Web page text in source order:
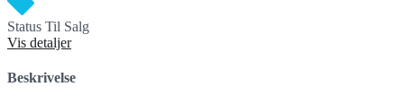
Status Til Salg
Vis detaljer
Beskrivelse